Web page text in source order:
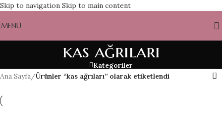
Skip to navigation Skip to main content
MENÜ
kas ağrıları
Kategoriler
Ana Sayfa/Ürünler “kas ağrıları” olarak etiketlendi